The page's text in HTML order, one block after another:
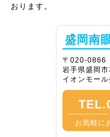
おります。
盛岡南
〒020-0866
岩手県盛岡
イオンモー
お気軽に